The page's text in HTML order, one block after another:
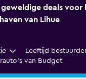
deals voor
van Lihue
Leeftijd
van Budget